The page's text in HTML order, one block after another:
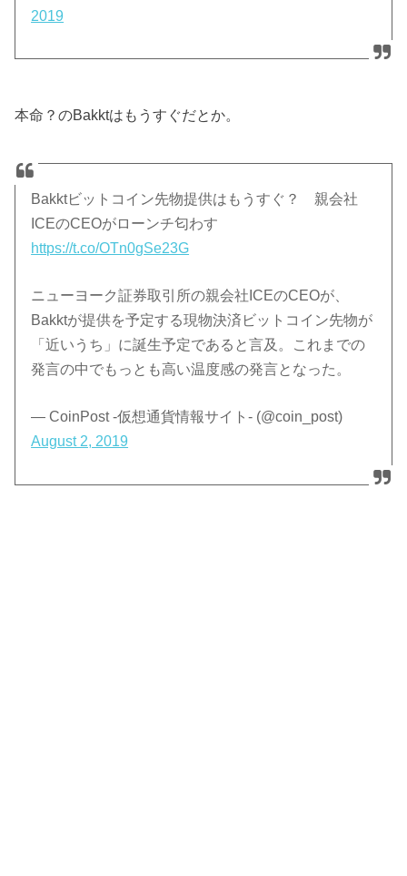
2019
本命？のBakktはもうすぐだとか。
Bakktビットコイン先物提供はもうすぐ？ 親会社
ICEのCEOがローンチ匂わす
https://t.co/OTn0gSe23G
ニューヨーク証券取引所の親会社ICEのCEOが、
Bakktが提供を予定する現物決済ビットコイン先物が
「近いうち」に誕生予定であると言及。これまでの
発言の中でもっとも高い温度感の発言となった。
— CoinPost -仮想通貨情報サイト- (@coin_post)
August 2, 2019